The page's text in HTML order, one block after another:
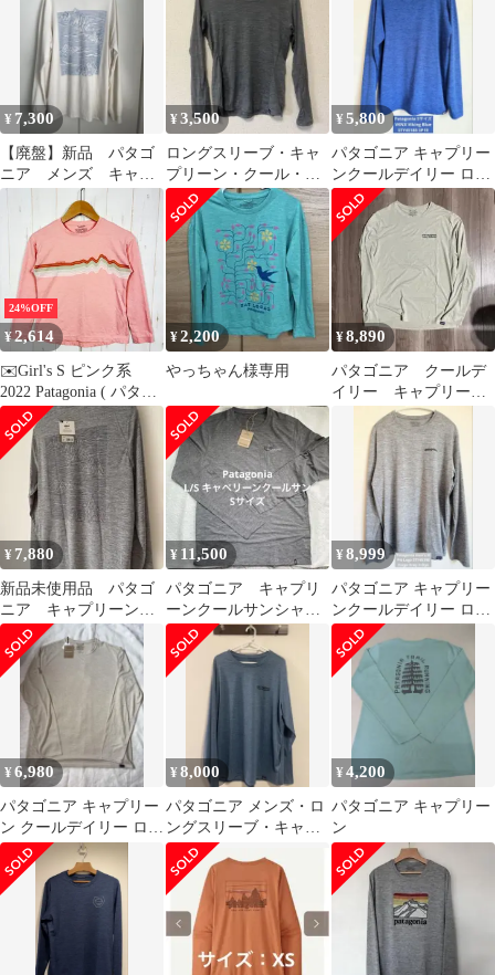
トドア ロンT ストレッ
チ アンダーシャツ カッ
トソー インナー スムー
ス 素材
¥ 7,300
【廃盤】新品 パタゴ
ニア メンズ キャプ
リーン クール デイリ
ー 長袖 Tシャツ
¥3,500
ロングスリーブ・キャ
プリーン・クール・ラ
イトウェイト・シャツ
ウィメンズ
¥5,800
パタゴニア キャプリー
ンクールデイリー ロン
グスリーブ レディース
Sサイズ
24%OFF
¥2,614
✉️Girl's S ピンク系
2022 Patagonia ( パタゴ
ニア ) ロングスリーブ
キャプリーン クールデ
イリー シャツ Long
Sleeved Capilene Cool
Daily Shirt RIFX ポリエ
ステル ウェ
¥2,200
やっちゃん様専用
¥8,890
パタゴニア クールデ
イリー キャプリー
ン patagonia
¥ 7,880
新品未使用品 パタゴ
ニア キャプリーンク
ールデイリー Sサイズ
タグ付送料込
¥ 11,500
パタゴニア キャプリ
ーンクールサンシャ
ツ メンズSサイズ
¥8,999
パタゴニア キャプリー
ンクールデイリー ロン
グスリーブ メンズ Mサ
イズ
¥6,980
パタゴニア キャプリー
ン クールデイリー ロン
グスリーブ L
¥8,000
パタゴニア メンズ・ロ
ングスリーブ・キャプ
リーン・クール・デイ
リー
¥4,200
パタゴニア キャプリー
ン